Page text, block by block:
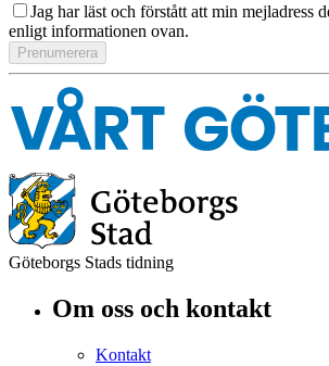
Jag har läst och förstått att min mejladress
enligt informationen ovan.
Göteborgs Stads tidning
Om oss och kontakt
Kontakt